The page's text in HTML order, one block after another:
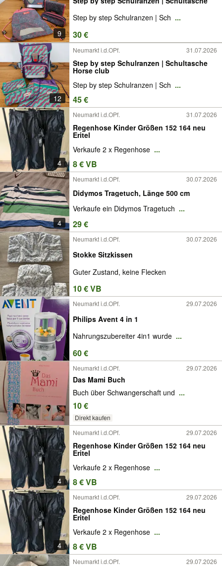
9
Step by step Schulranzen | Sch ...
30 €
12
Neumarkt i.d.OPf. 31.07.2026
Step by step Schulranzen | Schultasche
Horse club
Step by step Schulranzen | Sch ...
45 €
4
Neumarkt i.d.OPf. 31.07.2026
Regenhose Kinder Größen 152 164 neu
Eritel
Verkaufe 2 x Regenhose ...
8 € VB
4
Neumarkt i.d.OPf. 30.07.2026
Didymos Tragetuch, Länge 500 cm
Verkaufe ein Didymos Tragetuch ...
29 €
Neumarkt i.d.OPf. 30.07.2026
Stokke Sitzkissen
Guter Zustand, keine Flecken
10 € VB
Neumarkt i.d.OPf. 29.07.2026
Philips Avent 4 in 1
Nahrungszubereiter 4in1 wurde ...
60 €
Neumarkt i.d.OPf. 29.07.2026
Das Mami Buch
Buch über Schwangerschaft und ...
10 €
Direkt kaufen
4
Neumarkt i.d.OPf. 29.07.2026
Regenhose Kinder Größen 152 164 neu
Eritel
Verkaufe 2 x Regenhose ...
8 € VB
4
Neumarkt i.d.OPf. 29.07.2026
Regenhose Kinder Größen 152 164 neu
Eritel
Verkaufe 2 x Regenhose ...
8 € VB
Neumarkt i.d.OPf. 29.07.2026